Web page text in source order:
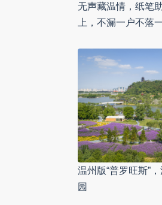
无声藏温情，纸笔
上，不漏一户不落
温州版“普罗旺斯”
园